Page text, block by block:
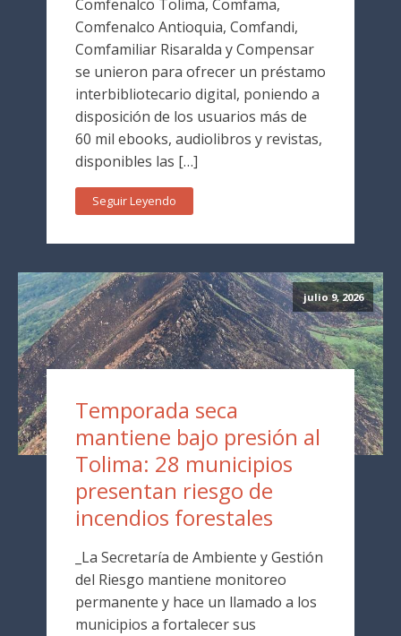
Comfenalco Tolima, Comfama,
Comfenalco Antioquia, Comfandi,
Comfamiliar Risaralda y Compensar
se unieron para ofrecer un préstamo
interbibliotecario digital, poniendo a
disposición de los usuarios más de
60 mil ebooks, audiolibros y revistas,
disponibles las […]
Seguir Leyendo
julio 9, 2026
Temporada seca
mantiene bajo presión al
Tolima: 28 municipios
presentan riesgo de
incendios forestales
_La Secretaría de Ambiente y Gestión
del Riesgo mantiene monitoreo
permanente y hace un llamado a los
municipios a fortalecer sus